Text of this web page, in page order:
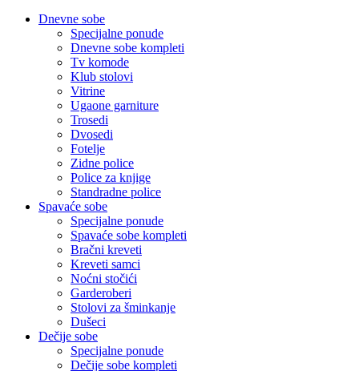
Dnevne sobe
Specijalne ponude
Dnevne sobe kompleti
Tv komode
Klub stolovi
Vitrine
Ugaone garniture
Trosedi
Dvosedi
Fotelje
Zidne police
Police za knjige
Standradne police
Spavaće sobe
Specijalne ponude
Spavaće sobe kompleti
Bračni kreveti
Kreveti samci
Noćni stočići
Garderoberi
Stolovi za šminkanje
Dušeci
Dečije sobe
Specijalne ponude
Dečije sobe kompleti